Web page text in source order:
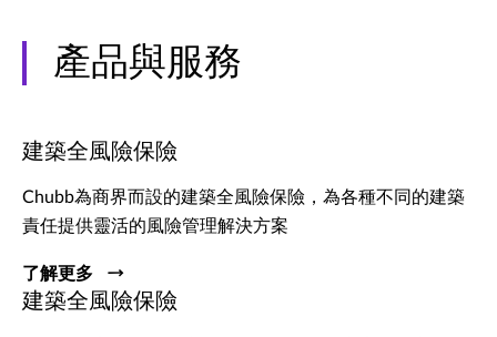
產品與服務
建築全風險保險
Chubb為商界而設的建築全風險保險，為各種不同的建築
責任提供靈活的風險管理解決方案
了解更多
建築全風險保險